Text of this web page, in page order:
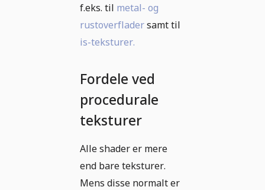
f.eks. til metal- og
rustoverfladersamt til
is-teksturer.
Fordele ved
procedurale
teksturer
Alle shader er mere
end bare teksturer.
Mens disse normalt er